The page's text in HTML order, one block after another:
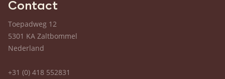
Contact
Toepadweg 12
5301 KA Zaltbommel
Nederland
+31 (0) 418 552831